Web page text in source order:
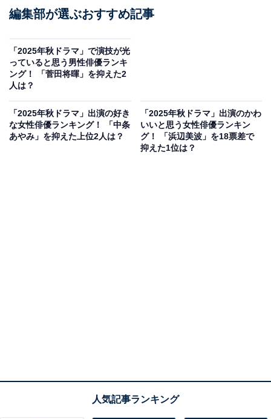
編集部が選ぶおすすめ記事
「2025年秋ドラマ」で演技が光
っていると思う男性俳優ランキ
ング！ 「菅田将暉」を抑えた2
人は？
「2025年秋ドラマ」出演の好き
な女性俳優ランキング！ 「中条
あやみ」を抑えた上位2人は？
「2025年秋ドラマ」出演のかわ
いいと思う女性俳優ランキン
グ！ 「浜辺美波」を18票差で
抑えた1位は？